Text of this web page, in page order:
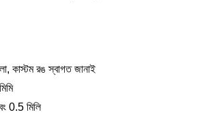
কাস্টম রঙ স্বাগত জানাই
0.5 মিলি